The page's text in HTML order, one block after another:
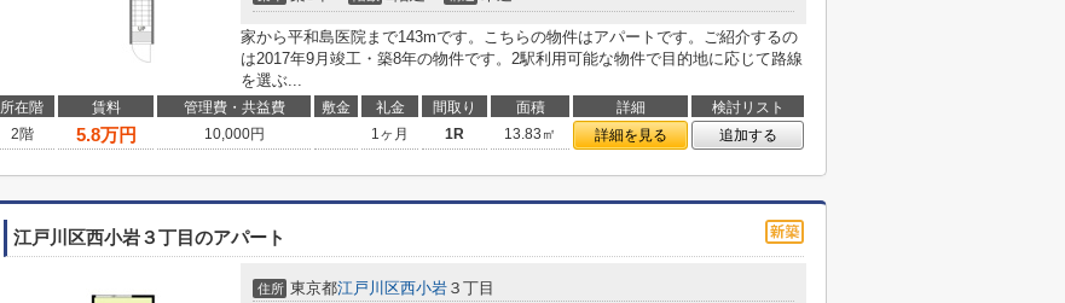
家から平和島医院まで143mです。こちらの物件はアパートです。ご紹介するの
は2017年9月竣工・築8年の物件です。2駅利用可能な物件で目的地に応じて路線
を選ぶ...
所在階 賃料 管理費・共益費 敷金 礼金 間取り 面積 詳細
検討リスト
2階
5.8万円 10,000円 1ヶ月 1R 13.83㎡ 詳細を見る 追加する
江戸川区西小岩３丁目のアパート
住所 東京都江戸川区西小岩 ３丁目